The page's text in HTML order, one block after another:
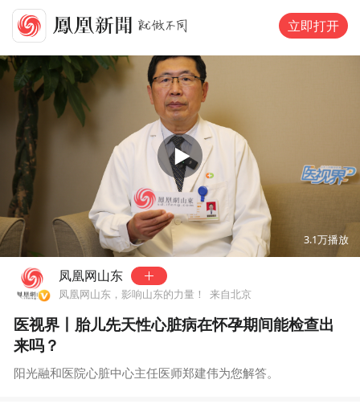
立即打开
00:00 00:57
3.1万播放
凤凰网山东
凤凰网山东，影响山东的力量！ 来自北京
医视界丨胎儿先天性心脏病在怀孕期间能检查出
来吗？
阳光融和医院心脏中心主任医师郑建伟为您解答。